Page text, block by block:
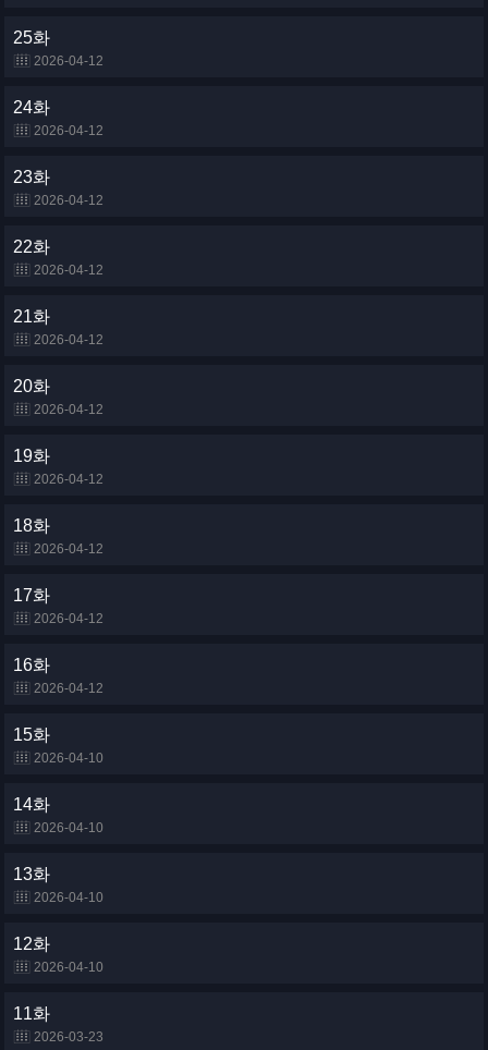
25화
2026-04-12
24화
2026-04-12
23화
2026-04-12
22화
2026-04-12
21화
2026-04-12
20화
2026-04-12
19화
2026-04-12
18화
2026-04-12
17화
2026-04-12
16화
2026-04-12
15화
2026-04-10
14화
2026-04-10
13화
2026-04-10
12화
2026-04-10
11화
2026-03-23